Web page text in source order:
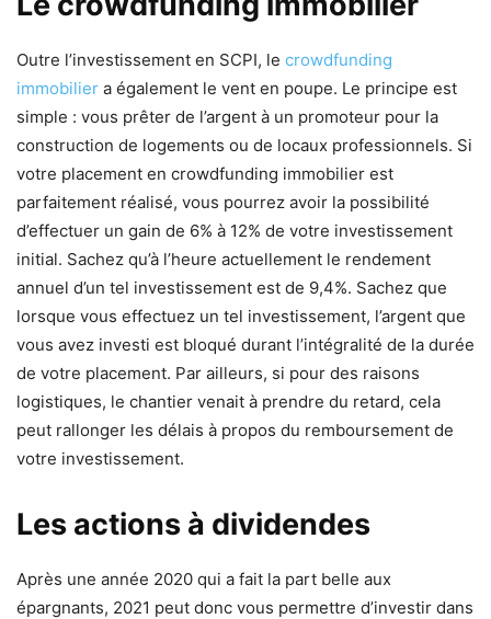
Outre l’investissement en SCPI, le crowdfunding
immobilier a également le vent en poupe. Le principe est
simple : vous prêter de l’argent à un promoteur pour la
construction de logements ou de locaux professionnels. Si
votre placement en crowdfunding immobilier est
parfaitement réalisé, vous pourrez avoir la possibilité
d’effectuer un gain de 6% à 12% de votre investissement
initial. Sachez qu’à l’heure actuellement le rendement
annuel d’un tel investissement est de 9,4%. Sachez que
lorsque vous effectuez un tel investissement, l’argent que
vous avez investi est bloqué durant l’intégralité de la durée
de votre placement. Par ailleurs, si pour des raisons
logistiques, le chantier venait à prendre du retard, cela
peut rallonger les délais à propos du remboursement de
votre investissement.
Les actions à dividendes
Après une année 2020 qui a fait la part belle aux
épargnants, 2021 peut donc vous permettre d’investir dans